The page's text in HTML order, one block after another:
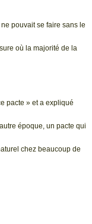
pouvait se faire sans le
où la majorité de la
pacte » et a expliqué
époque, un pacte qui
chez beaucoup de